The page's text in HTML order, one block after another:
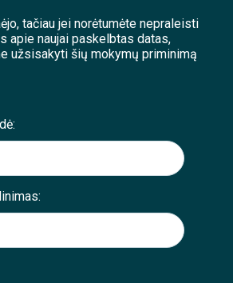
tačiau jei norėtumėte nepraleisti
apie naujai paskelbtas datas,
užsisakyti šių mokymų priminimą